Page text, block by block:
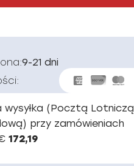
9-21 dni
wysyłka (Pocztą Lotniczą
przy zamówieniach
172,19